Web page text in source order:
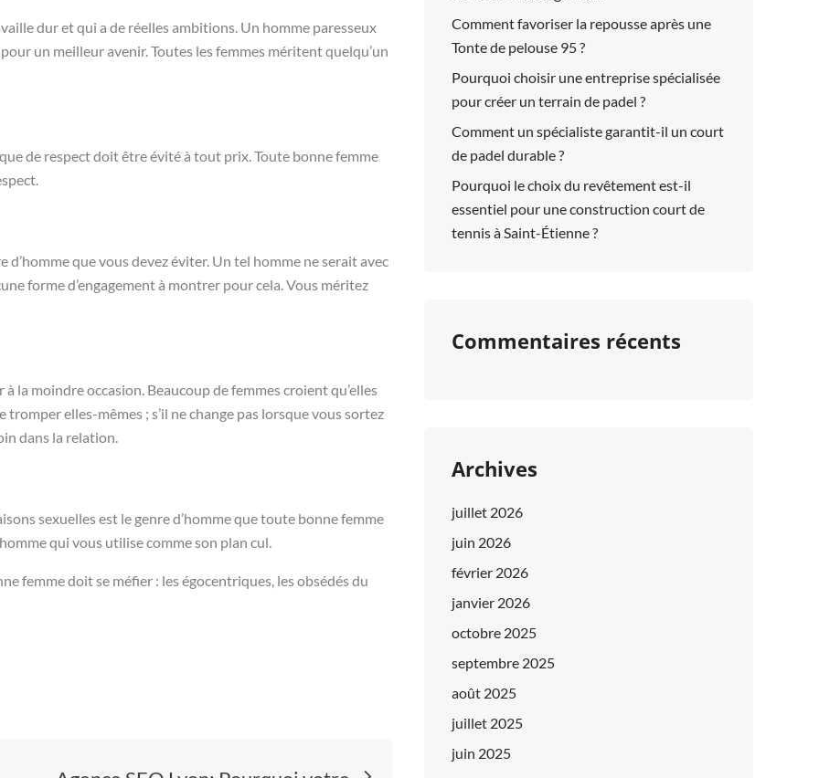
dur et qui a de réelles ambitions. Un homme paresseux
un meilleur avenir. Toutes les femmes méritent quelqu’un
de respect doit être évité à tout prix. Toute bonne femme
d’homme que vous devez éviter. Un tel homme ne serait avec
forme d’engagement à montrer pour cela. Vous méritez
la moindre occasion. Beaucoup de femmes croient qu’elles
elles-mêmes ; s’il ne change pas lorsque vous sortez
dans la relation.
sexuelles est le genre d’homme que toute bonne femme
qui vous utilise comme son plan cul.
femme doit se méfier : les égocentriques, les obsédés du
Comment favoriser la repousse après une
Tonte de pelouse 95 ?
Pourquoi choisir une entreprise spécialisée
pour créer un terrain de padel ?
Comment un spécialiste garantit-il un court
de padel durable ?
Pourquoi le choix du revêtement est-il
essentiel pour une construction court de
tennis à Saint-Étienne ?
Commentaires récents
Archives
juillet 2026
juin 2026
février 2026
janvier 2026
octobre 2025
septembre 2025
août 2025
juillet 2025
juin 2025